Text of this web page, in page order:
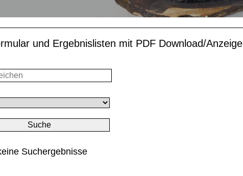
und Ergebnislisten mit PDF Download/Anzeige
Suchergebnisse